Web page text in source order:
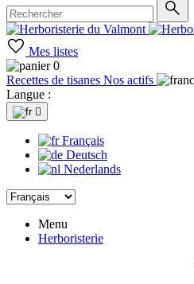
Mes listes
0
Recettes de tisanes Nos actifs
Langue :

Français
Deutsch
Nederlands
Menu
Herboristerie